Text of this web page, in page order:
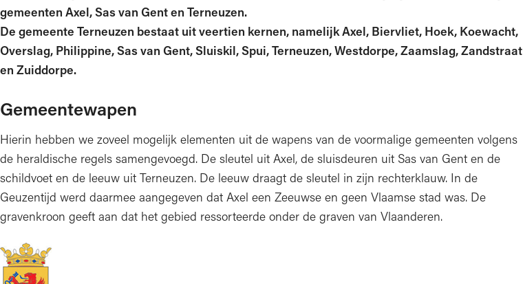
gemeenten Axel, Sas van Gent en Terneuzen.
De gemeente Terneuzen bestaat uit veertien kernen, namelijk Axel, Biervliet, Hoek, Koewacht,
Overslag, Philippine, Sas van Gent, Sluiskil, Spui, Terneuzen, Westdorpe, Zaamslag, Zandstraat
en Zuiddorpe.
Gemeentewapen
Hierin hebben we zoveel mogelijk elementen uit de wapens van de voormalige gemeenten volgens
de heraldische regels samengevoegd. De sleutel uit Axel, de sluisdeuren uit Sas van Gent en de
schildvoet en de leeuw uit Terneuzen. De leeuw draagt de sleutel in zijn rechterklauw. In de
Geuzentijd werd daarmee aangegeven dat Axel een Zeeuwse en geen Vlaamse stad was. De
gravenkroon geeft aan dat het gebied ressorteerde onder de graven van Vlaanderen.